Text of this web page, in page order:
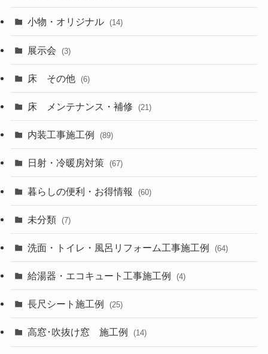
小物・オリジナル (14)
展示会 (3)
床 その他 (6)
床 メンテナンス・補修 (21)
内装工事施工例 (89)
日射・冷暖房対策 (67)
暮らしの便利・お得情報 (60)
未分類 (7)
洗面・トイレ・風呂リフォーム工事施工例 (64)
給湯器・エコキュート工事施工例 (4)
長尺シート施工例 (25)
高窓･吹抜け窓 施工例 (14)